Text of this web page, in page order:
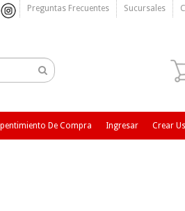
Preguntas Frecuentes Sucursales
Crear
Ingresar
De Compra